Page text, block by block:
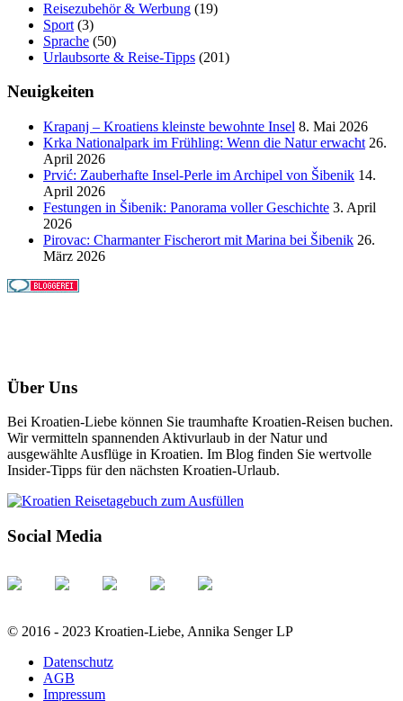
Reisezubehör & Werbung (19)
Sport (3)
Sprache (50)
Urlaubsorte & Reise-Tipps (201)
Neuigkeiten
Krapanj – Kroatiens kleinste bewohnte Insel 8. Mai 2026
Krka Nationalpark im Frühling: Wenn die Natur erwacht 26.
April 2026
Prvić: Zauberhafte Insel-Perle im Archipel von Šibenik 14.
April 2026
Festungen in Šibenik: Panorama voller Geschichte 3. April
2026
Pirovac: Charmanter Fischerort mit Marina bei Šibenik 26.
März 2026
Über Uns
Bei Kroatien-Liebe können Sie traumhafte Kroatien-Reisen buchen.
Wir vermitteln spannenden Aktivurlaub in der Natur und
ausgewählte Ausflüge in Kroatien. Im Blog finden Sie wertvolle
Insider-Tipps für den nächsten Kroatien-Urlaub.
Social Media
© 2016 - 2023 Kroatien-Liebe, Annika Senger LP
Datenschutz
AGB
Impressum